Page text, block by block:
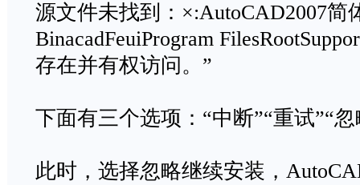
源文件未找到：×:AutoCAD2007简
BinacadFeuiProgram
存在并有权访问。”
下面有三个选项：“中断”“重试”“
此时，选择忽略继续安装，